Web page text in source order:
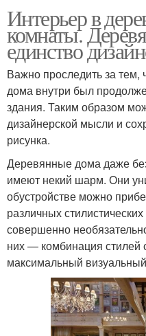
Интерьер в
комнаты.
единство
Важно проследить за тем,
дома внутри был
здания. Таким образом
дизайнерской мысли и
рисунка.
Деревянные дома даже
имеют некий шарм. Они
обустройстве можно
различных
совершенно
них — комбинация стилей
максимальный